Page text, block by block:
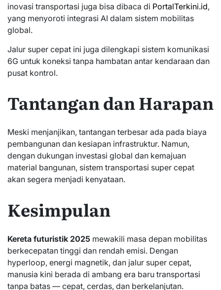
inovasi transportasi juga bisa dibaca di PortalTerkini.id,
yang menyoroti integrasi AI dalam sistem mobilitas
global.
Jalur super cepat ini juga dilengkapi sistem komunikasi
6G untuk koneksi tanpa hambatan antar kendaraan dan
pusat kontrol.
Tantangan dan Harapan
Meski menjanjikan, tantangan terbesar ada pada biaya
pembangunan dan kesiapan infrastruktur. Namun,
dengan dukungan investasi global dan kemajuan
material bangunan, sistem transportasi super cepat
akan segera menjadi kenyataan.
Kesimpulan
Kereta futuristik 2025 mewakili masa depan mobilitas
berkecepatan tinggi dan rendah emisi. Dengan
hyperloop, energi magnetik, dan jalur super cepat,
manusia kini berada di ambang era baru transportasi
tanpa batas — cepat, cerdas, dan berkelanjutan.